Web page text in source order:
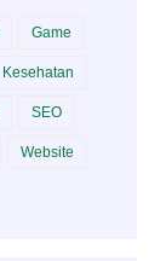
Game
Kesehatan
SEO
Website